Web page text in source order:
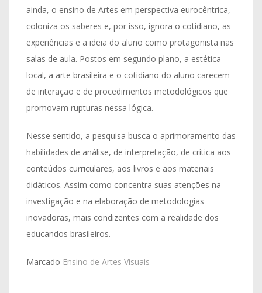
ainda, o ensino de Artes em perspectiva eurocêntrica,
coloniza os saberes e, por isso, ignora o cotidiano, as
experiências e a ideia do aluno como protagonista nas
salas de aula. Postos em segundo plano, a estética
local, a arte brasileira e o cotidiano do aluno carecem
de interação e de procedimentos metodológicos que
promovam rupturas nessa lógica.
Nesse sentido, a pesquisa busca o aprimoramento das
habilidades de análise, de interpretação, de crítica aos
conteúdos curriculares, aos livros e aos materiais
didáticos. Assim como concentra suas atenções na
investigação e na elaboração de metodologias
inovadoras, mais condizentes com a realidade dos
educandos brasileiros.
Marcado Ensino de Artes Visuais